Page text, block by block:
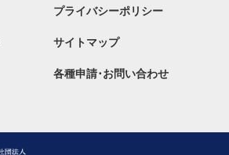
プライバシーポリシー
サイトマップ
各種申請･お問い合わせ